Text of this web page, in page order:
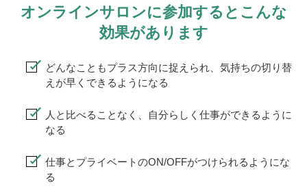
オンラインサロンに参加するとこんな
効果があります
どんなこともプラス方向に捉えられ、気持ちの切り替
えが早くできるようになる
人と比べることなく、自分らしく仕事ができるように
なる
仕事とプライベートのON/OFFがつけられるようにな
る